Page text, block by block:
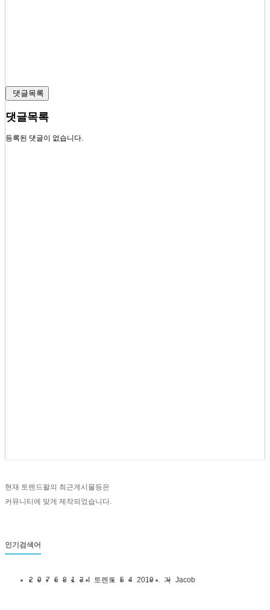
댓글목록
댓글목록
등록된 댓글이 없습니다.
현재 토렌드왈의 최근게시물등은
커뮤니티에 맞게 제작되었습니다.
인기검색어
2 9 7 6 8 1 3 I 토렌트 5 4 2019 가 Jacob